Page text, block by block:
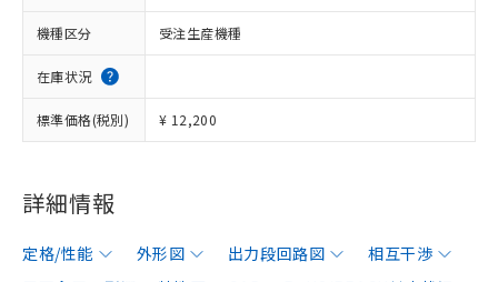
機種区分 受注生産機種
在庫状況
標準価格(税別) ¥ 12,200
詳細情報
定格/性能 外形図 出力段回路図
相互干渉